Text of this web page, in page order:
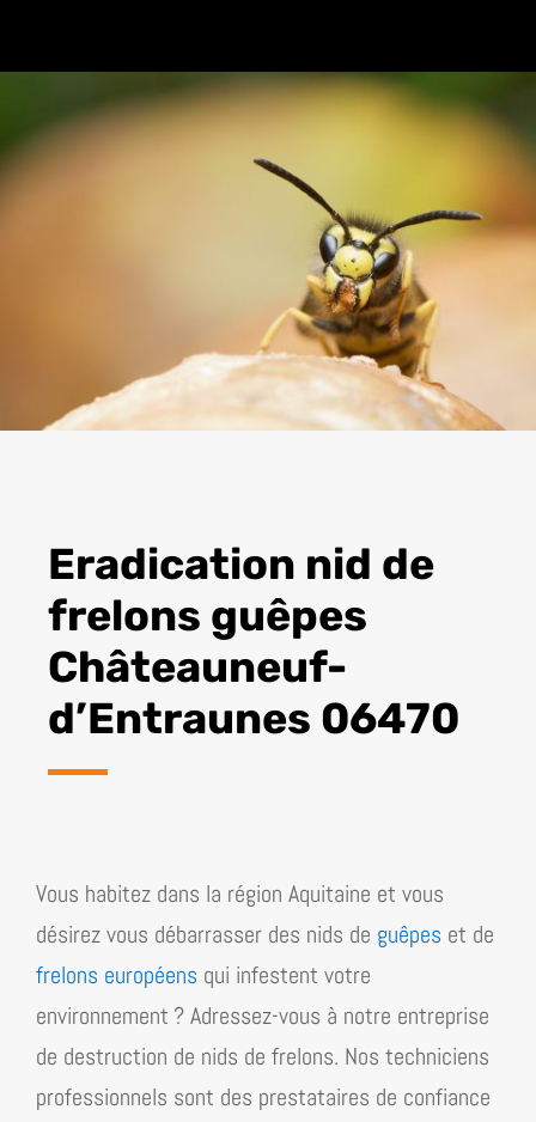
Eradication nid de
frelons guêpes
Châteauneuf-
d’Entraunes 06470
Vous habitez dans la région Aquitaine et vous
désirez vous débarrasser des nids de guêpes et de
frelons européens qui infestent votre
environnement ? Adressez-vous à notre entreprise
de destruction de nids de frelons. Nos techniciens
professionnels sont des prestataires de confiance